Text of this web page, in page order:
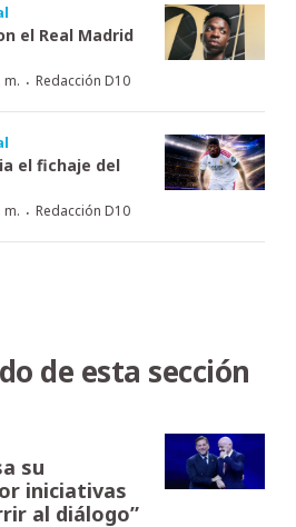
el Real Madrid
m. · Redacción D10
el fichaje del
m. · Redacción D10
de esta sección
su
iniciativas
al diálogo”